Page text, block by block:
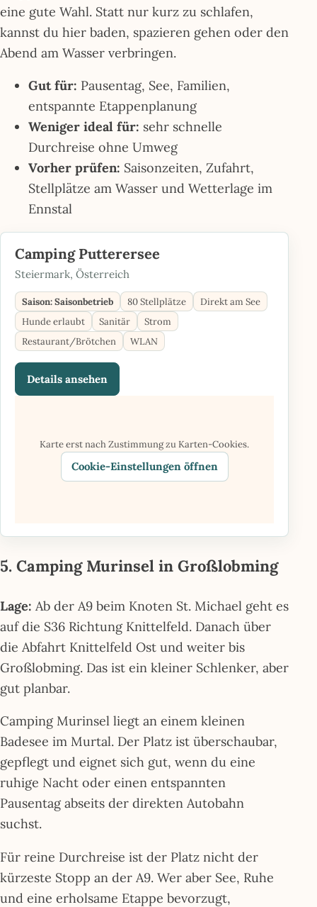
eine gute Wahl. Statt nur kurz zu schlafen,
kannst du hier baden, spazieren gehen oder den
Abend am Wasser verbringen.
Gut für: Pausentag, See, Familien,
entspannte Etappenplanung
Weniger ideal für: sehr schnelle
Durchreise ohne Umweg
Vorher prüfen: Saisonzeiten, Zufahrt,
Stellplätze am Wasser und Wetterlage im
Ennstal
Camping Putterersee
Steiermark, Österreich
Saison: Saisonbetrieb 80 Stellplätze
Direkt am See
Hunde erlaubt
Sanitär
Strom
Restaurant/Brötchen
WLAN
Details ansehen
Karte erst nach Zustimmung zu Karten-Cookies.
Cookie-Einstellungen öffnen
5. Camping Murinsel in Großlobming
Lage: Ab der A9 beim Knoten St. Michael geht es
auf die S36 Richtung Knittelfeld. Danach über
die Abfahrt Knittelfeld Ost und weiter bis
Großlobming. Das ist ein kleiner Schlenker, aber
gut planbar.
Camping Murinsel liegt an einem kleinen
Badesee im Murtal. Der Platz ist überschaubar,
gepflegt und eignet sich gut, wenn du eine
ruhige Nacht oder einen entspannten
Pausentag abseits der direkten Autobahn
suchst.
Für reine Durchreise ist der Platz nicht der
kürzeste Stopp an der A9. Wer aber See, Ruhe
und eine erholsame Etappe bevorzugt,